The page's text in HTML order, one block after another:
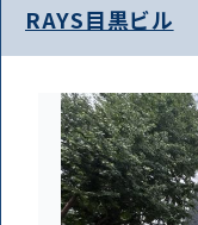
RAYS目黒ビル